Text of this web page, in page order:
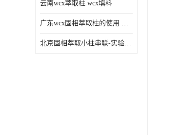
云南wcx萃取柱 wcx填料
广东wcx固相萃取柱的使用 wcx固相萃取柱通用流程
北京固相萃取小柱串联-实验室耗材